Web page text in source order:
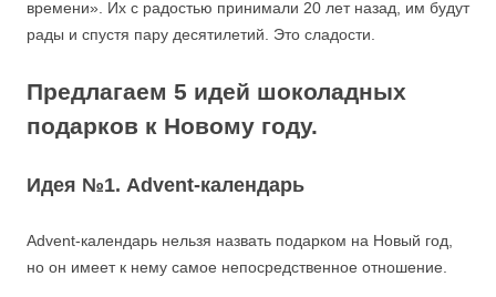
времени». Их с радостью принимали 20 лет назад, им будут
рады и спустя пару десятилетий. Это сладости.
Предлагаем 5 идей шоколадных
подарков к Новому году.
Идея №1. Advent-календарь
Advent-календарь нельзя назвать подарком на Новый год,
но он имеет к нему самое непосредственное отношение.